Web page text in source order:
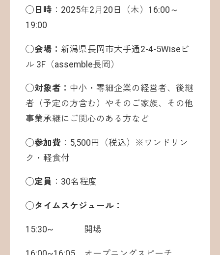
◯日時 ：2025年2月20日（木）16:00～
19:00
◯会場：新潟県長岡市大手通2-4-5Wiseビ
ル 3F（assemble長岡）
◯対象者： 中小・零細企業の経営者、後継
者（予定の方含む）やそのご家族、その他
事業承継にご関心のある方など
◯参加費 ：5,500円（税込）※ワンドリン
ク・軽食付
◯定員 ：30名程度
◯タイムスケジュール：
15:30~ 開場